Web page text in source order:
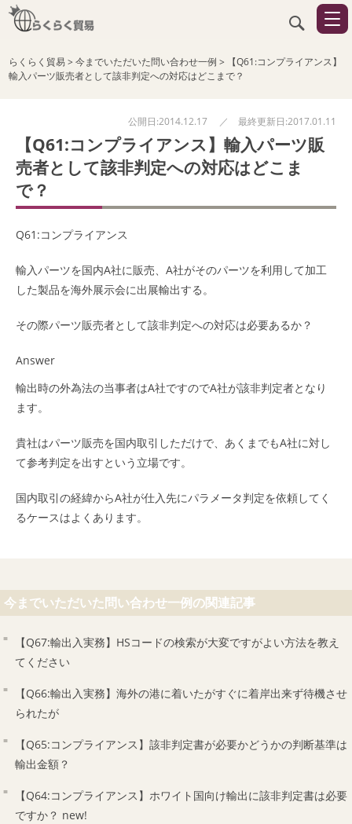
らくらく貿易>今までいただいた問い合わせ一例 >
【Q61:コンプライアンス】
輸入パーツ販売者として該非判定への対応はどこまで？
公開日:2014.12.17 ／ 最終更新日:2017.01.11
【Q61:コンプライアンス】輸入パーツ販
売者として該非判定への対応はどこま
で？
Q61:コンプライアンス
輸入パーツを国内A社に販売、A社がそのパーツを利用して加工
した製品を海外展示会に出展輸出する。
その際パーツ販売者として該非判定への対応は必要あるか？
Answer
輸出時の外為法の当事者はA社ですのでA社が該非判定者となり
ます。
貴社はパーツ販売を国内取引しただけで、あくまでもA社に対し
て参考判定を出すという立場です。
国内取引の経緯からA社が仕入先にパラメータ判定を依頼してく
るケースはよくあります。
今までいただいた問い合わせ一例の関連記事
【Q67:輸出入実務】HSコードの検索が大変ですがよい方法を教え
てください
【Q66:輸出入実務】海外の港に着いたがすぐに着岸出来ず待機させ
られたが
【Q65:コンプライアンス】該非判定書が必要かどうかの判断基準は
輸出金額？
【Q64:コンプライアンス】ホワイト国向け輸出に該非判定書は必要
ですか？ new!